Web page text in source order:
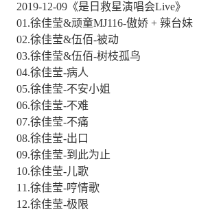
2019-12-09《是日救星演唱会Live》
01.徐佳莹&顽童MJ116-傲娇 + 辣台妹
02.徐佳莹&伍佰-被动
03.徐佳莹&伍佰-树枝孤鸟
04.徐佳莹-病人
05.徐佳莹-不安小姐
06.徐佳莹-不难
07.徐佳莹-不痛
08.徐佳莹-出口
09.徐佳莹-到此为止
10.徐佳莹-儿歌
11.徐佳莹-哼情歌
12.徐佳莹-极限